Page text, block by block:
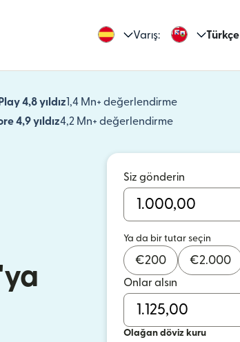
Varış: Türkçe
4,8 yıldız1,4 Mn+ değerlendirme
4,9 yıldız4,2 Mn+ değerlendirme
Siz gönderin
Ya da bir tutar seçin
€200 €2.000
Onlar alsın
Olağan döviz kuru